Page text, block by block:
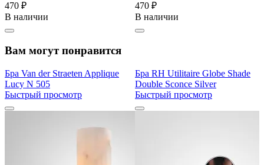
470 ₽
В наличии
470 ₽
В наличии
Вам могут понравится
Бра Van der Straeten Applique
Lucy N 505
Быстрый просмотр
Бра RH Utilitaire Globe Shade
Double Sconce Silver
Быстрый просмотр